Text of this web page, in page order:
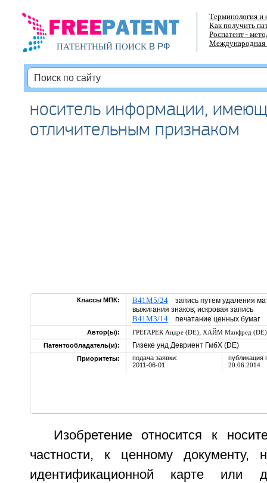
ПАТЕНТНЫЙ ПОИСКВ РФ
Терминология и
Как получить
Роспатент -
Международная
носитель информации,
отличительным признаком
Классы МПК: B41M5/24запись путем удаления
выжигания знаков; искровая запись
B41M3/14печатание ценных бумаг
Автор(ы): ГРЕГАРЕК Андре (DE), ХАЙМ Манфред (DE)
Патентообладатель(и): Гизеке унд Девриент ГмбХ (DE)
Приоритеты:
подача заявки:
2011-06-01
публикация
20.06.2014
Изобретение относится к
частности, к ценному документу,
идентификационной карте или